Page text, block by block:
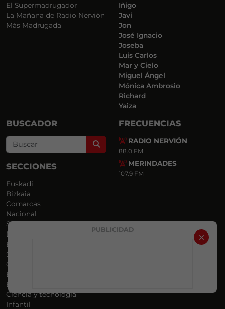
PUBLICIDAD
El Supermadrugador
La Mañana de Radio Nervión
Más Madrugada
Iñigo
Javi
Jon
José Ignacio
Joseba
Luis Carlos
Mar y Cielo
Miguel Ángel
Mónica Ambrosio
Richard
Yaiza
BUSCADOR
Search
SECCIONES
Euskadi
Bizkaia
Comarcas
Nacional
Sociedad
Deportes
Economía
Sucesos
Cultura y ocio
Entrevistas
Equipo AntiBulos
Ciencia y tecnología
Infantil
FRECUENCIAS
RADIO NERVIÓN
88.0 FM
MERINDADES
107.9 FM